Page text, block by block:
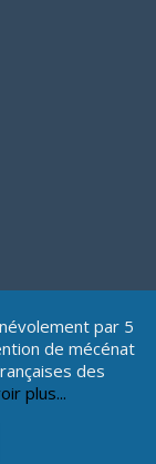
par 5
de mécénat
des
plus...